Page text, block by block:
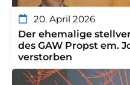
20. April 2026
Der ehemalige
des GAW Propst em.
verstorben